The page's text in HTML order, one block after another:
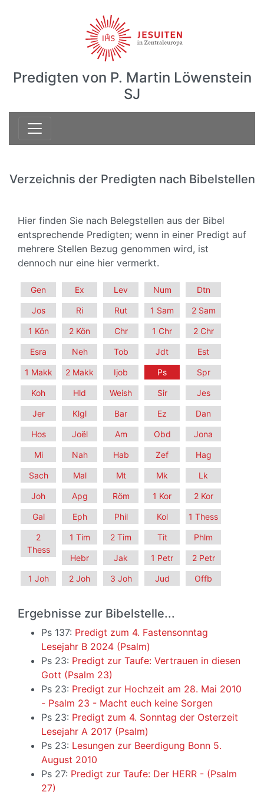
Predigten von P. Martin Löwenstein
SJ
Verzeichnis der Predigten nach Bibelstellen
Hier finden Sie nach Belegstellen aus der Bibel
entsprechende Predigten; wenn in einer Predigt auf
mehrere Stellen Bezug genommen wird, ist
dennoch nur eine hier vermerkt.
Gen Ex Lev Num Dtn
Jos Ri Rut 1 Sam 2 Sam
1 Kön 2 Kön Chr 1 Chr 2 Chr
Esra Neh Tob Jdt Est
1 Makk 2 Makk Ijob Ps Spr
Koh Hld Weish Sir Jes
Jer Klgl Bar Ez Dan
Hos Joël Am Obd Jona
Mi Nah Hab Zef Hag
Sach Mal Mt Mk Lk
Joh Apg Röm 1 Kor 2 Kor
Gal Eph Phil Kol 1 Thess
2
Thess
1 Tim 2 Tim Tit Phlm
Hebr Jak 1 Petr 2 Petr
1 Joh 2 Joh 3 Joh Jud Offb
Ergebnisse zur Bibelstelle...
Ps 137: Predigt zum 4. Fastensonntag
Lesejahr B 2024 (Psalm)
Ps 23: Predigt zur Taufe: Vertrauen in diesen
Gott (Psalm 23)
Ps 23: Predigt zur Hochzeit am 28. Mai 2010
- Psalm 23 - Macht euch keine Sorgen
Ps 23: Predigt zum 4. Sonntag der Osterzeit
Lesejahr A 2017 (Psalm)
Ps 23: Lesungen zur Beerdigung Bonn 5.
August 2010
Ps 27: Predigt zur Taufe: Der HERR - (Psalm
27)